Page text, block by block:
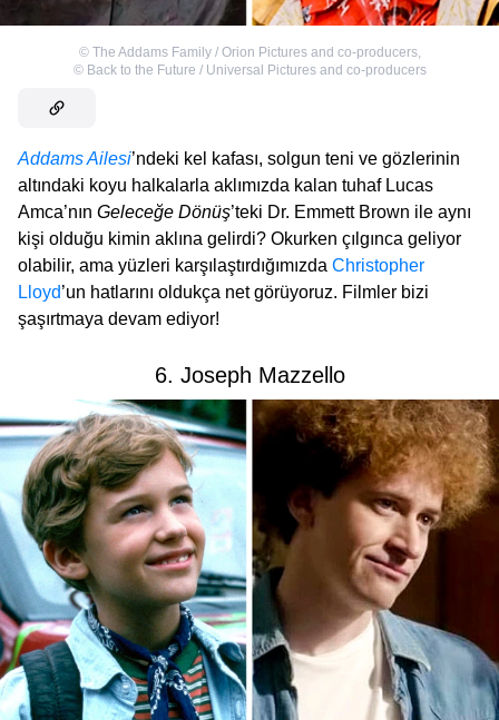
© The Addams Family / Orion Pictures and co-producers,
© Back to the Future / Universal Pictures and co-producers
Addams Ailesi’ndeki kel kafası, solgun teni ve gözlerinin
altındaki koyu halkalarla aklımızda kalan tuhaf Lucas
Amca’nın Geleceğe Dönüş’teki Dr. Emmett Brown ile aynı
kişi olduğu kimin aklına gelirdi? Okurken çılgınca geliyor
olabilir, ama yüzleri karşılaştırdığımızda Christopher
Lloyd’un hatlarını oldukça net görüyoruz. Filmler bizi
şaşırtmaya devam ediyor!
6. Joseph Mazzello